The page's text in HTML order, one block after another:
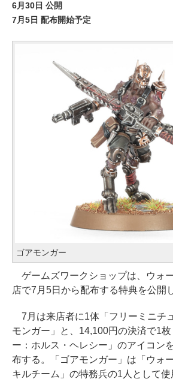
6月30日 公開
7月5日 配布開始予定
ゴアモンガー
ゲームズワークショップは、ウォ
店で7月5日から配布する特典を公開
7月は来店者に1体「フリーミニチ
モンガー」と、14,100円の決済で1
ー：ホルス・ヘレシー」のアイコン
布する。「ゴアモンガー」は「ウォ
キルチーム」の特務兵の1人として